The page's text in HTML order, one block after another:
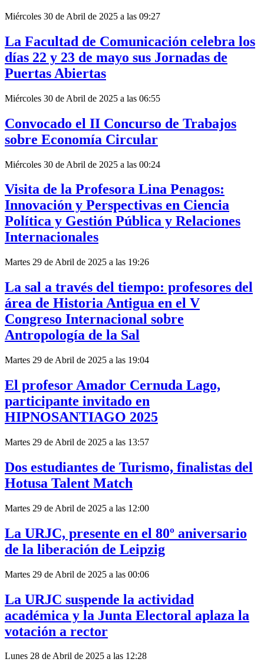
Miércoles 30 de Abril de 2025 a las 09:27
La Facultad de Comunicación celebra los
días 22 y 23 de mayo sus Jornadas de
Puertas Abiertas
Miércoles 30 de Abril de 2025 a las 06:55
Convocado el II Concurso de Trabajos
sobre Economía Circular
Miércoles 30 de Abril de 2025 a las 00:24
Visita de la Profesora Lina Penagos:
Innovación y Perspectivas en Ciencia
Política y Gestión Pública y Relaciones
Internacionales
Martes 29 de Abril de 2025 a las 19:26
La sal a través del tiempo: profesores del
área de Historia Antigua en el V
Congreso Internacional sobre
Antropología de la Sal
Martes 29 de Abril de 2025 a las 19:04
El profesor Amador Cernuda Lago,
participante invitado en
HIPNOSANTIAGO 2025
Martes 29 de Abril de 2025 a las 13:57
Dos estudiantes de Turismo, finalistas del
Hotusa Talent Match
Martes 29 de Abril de 2025 a las 12:00
La URJC, presente en el 80º aniversario
de la liberación de Leipzig
Martes 29 de Abril de 2025 a las 00:06
La URJC suspende la actividad
académica y la Junta Electoral aplaza la
votación a rector
Lunes 28 de Abril de 2025 a las 12:28